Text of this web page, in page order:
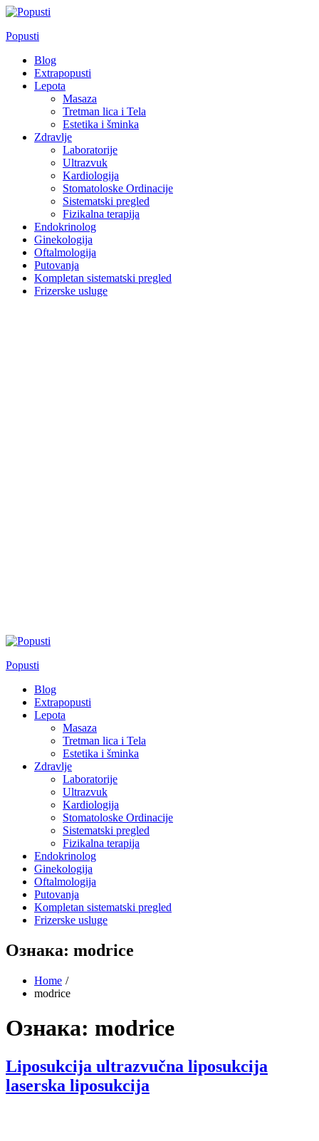
Skip
content
Popusti
Blog
Extrapopusti
Lepota
Masaza
Tretman lica i Tela
Estetika i šminka
Zdravlje
Laboratorije
Ultrazvuk
Kardiologija
Stomatoloske Ordinacije
Sistematski pregled
Fizikalna terapija
Endokrinolog
Ginekologija
Oftalmologija
Putovanja
Kompletan sistematski pregled
Frizerske usluge
Popusti
Blog
Extrapopusti
Lepota
Masaza
Tretman lica i Tela
Estetika i šminka
Zdravlje
Laboratorije
Ultrazvuk
Kardiologija
Stomatoloske Ordinacije
Sistematski pregled
Fizikalna terapija
Endokrinolog
Ginekologija
Oftalmologija
Putovanja
Kompletan sistematski pregled
Frizerske usluge
Ознака: modrice
Home
modrice
Ознака: modrice
Liposukcija ultrazvučna liposukcija
laserska liposukcija